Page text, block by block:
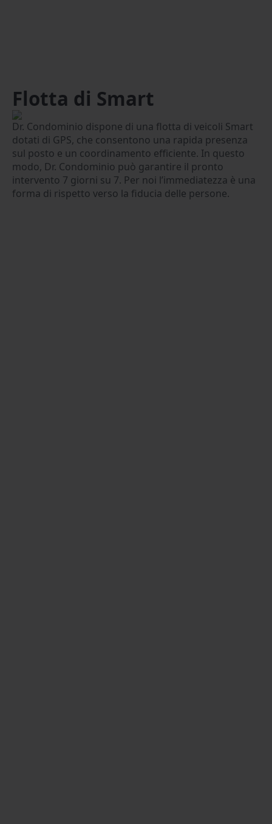
Flotta di Smart
Dr. Condominio dispone di una flotta di veicoli Smart
dotati di GPS, che consentono una rapida presenza
sul posto e un coordinamento efficiente. In questo
modo, Dr. Condominio può garantire il pronto
intervento 7 giorni su 7. Per noi l’immediatezza è una
forma di rispetto verso la fiducia delle persone.